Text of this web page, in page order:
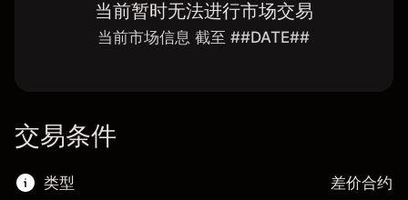
当前暂时无法进行市场交易
当前市场信息 截至 ##DATE##
交易条件
类型 差价合约